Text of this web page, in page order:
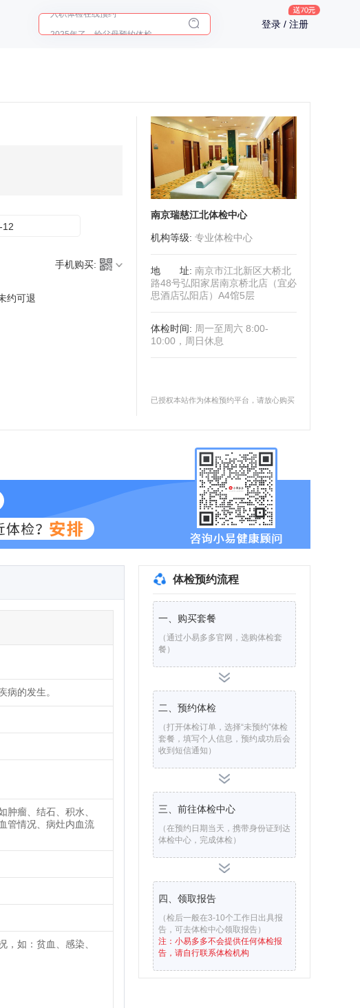
2025年了，给父母预约体检
登录 / 注册
12
手机购买:
约可退
南京瑞慈江北体检中心
机构等级: 专业体检中心
地址: 南京市江北新区大桥北
路48号弘阳家居南京桥北店（宜必
思酒店弘阳店）A4馆5层
体检时间: 周一至周六 8:00-
10:00，周日休息
已授权本站作为体检预约平台，请放心购买
病的发生。
瘤、结石、积水、
管情况、病灶内血流
如：贫血、感染、
体检预约流程
一、购买套餐
（通过小易多多官网，选购体检套
餐）
二、预约体检
（打开体检订单，选择“未预约”体检
套餐，填写个人信息，预约成功后会
收到短信通知）
三、前往体检中心
（在预约日期当天，携带身份证到达
体检中心，完成体检）
四、领取报告
（检后一般在3-10个工作日出具报
告，可去体检中心领取报告）
注：小易多多不会提供任何体检报
告，请自行联系体检机构